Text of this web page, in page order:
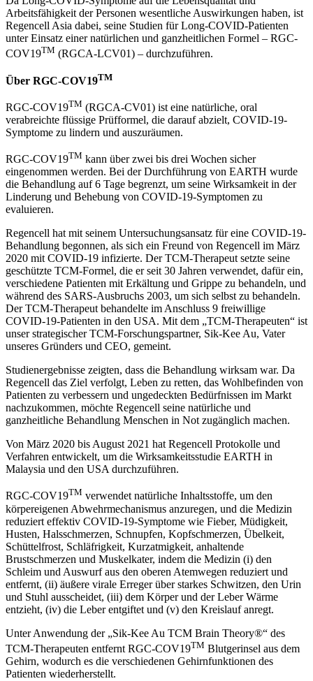
Arbeitsfähigkeit der Personen wesentliche Auswirkungen haben, ist
Regencell Asia dabei, seine Studien für Long-COVID-Patienten
unter Einsatz einer natürlichen und ganzheitlichen Formel – RGC-
COV19TM (RGCA-LCV01) – durchzuführen.
Über RGC-COV19TM
RGC-COV19TM (RGCA-CV01) ist eine natürliche, oral
verabreichte flüssige Prüfformel, die darauf abzielt, COVID-19-
Symptome zu lindern und auszuräumen.
RGC-COV19TM kann über zwei bis drei Wochen sicher
eingenommen werden. Bei der Durchführung von EARTH wurde
die Behandlung auf 6 Tage begrenzt, um seine Wirksamkeit in der
Linderung und Behebung von COVID-19-Symptomen zu
evaluieren.
Regencell hat mit seinem Untersuchungsansatz für eine COVID-19-
Behandlung begonnen, als sich ein Freund von Regencell im März
2020 mit COVID-19 infizierte. Der TCM-Therapeut setzte seine
geschützte TCM-Formel, die er seit 30 Jahren verwendet, dafür ein,
verschiedene Patienten mit Erkältung und Grippe zu behandeln, und
während des SARS-Ausbruchs 2003, um sich selbst zu behandeln.
Der TCM-Therapeut behandelte im Anschluss 9 freiwillige
COVID-19-Patienten in den USA. Mit dem „TCM-Therapeuten“ ist
unser strategischer TCM-Forschungspartner, Sik-Kee Au, Vater
unseres Gründers und CEO, gemeint.
Studienergebnisse zeigten, dass die Behandlung wirksam war. Da
Regencell das Ziel verfolgt, Leben zu retten, das Wohlbefinden von
Patienten zu verbessern und ungedeckten Bedürfnissen im Markt
nachzukommen, möchte Regencell seine natürliche und
ganzheitliche Behandlung Menschen in Not zugänglich machen.
Von März 2020 bis August 2021 hat Regencell Protokolle und
Verfahren entwickelt, um die Wirksamkeitsstudie EARTH in
Malaysia und den USA durchzuführen.
RGC-COV19TM verwendet natürliche Inhaltsstoffe, um den
körpereigenen Abwehrmechanismus anzuregen, und die Medizin
reduziert effektiv COVID-19-Symptome wie Fieber, Müdigkeit,
Husten, Halsschmerzen, Schnupfen, Kopfschmerzen, Übelkeit,
Schüttelfrost, Schläfrigkeit, Kurzatmigkeit, anhaltende
Brustschmerzen und Muskelkater, indem die Medizin (i) den
Schleim und Auswurf aus den oberen Atemwegen reduziert und
entfernt, (ii) äußere virale Erreger über starkes Schwitzen, den Urin
und Stuhl ausscheidet, (iii) dem Körper und der Leber Wärme
entzieht, (iv) die Leber entgiftet und (v) den Kreislauf anregt.
Unter Anwendung der „Sik-Kee Au TCM Brain Theory®“ des
TCM-Therapeuten entfernt RGC-COV19TM Blutgerinsel aus dem
Gehirn, wodurch es die verschiedenen Gehirnfunktionen des
Patienten wiederherstellt.